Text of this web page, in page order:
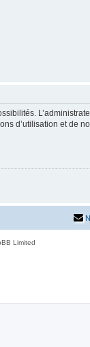
d’utilisation et de
Limited